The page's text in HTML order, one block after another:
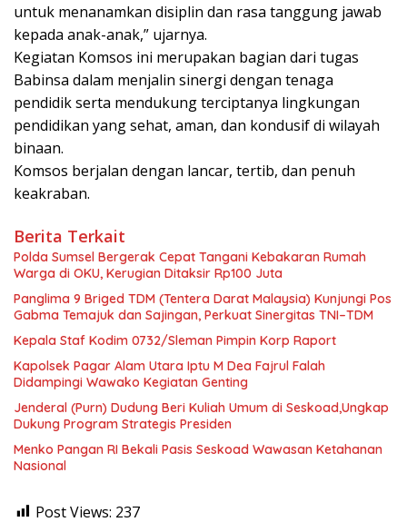
untuk menanamkan disiplin dan rasa tanggung jawab
kepada anak-anak,” ujarnya.
Kegiatan Komsos ini merupakan bagian dari tugas
Babinsa dalam menjalin sinergi dengan tenaga
pendidik serta mendukung terciptanya lingkungan
pendidikan yang sehat, aman, dan kondusif di wilayah
binaan.
Komsos berjalan dengan lancar, tertib, dan penuh
keakraban.
Berita Terkait
Polda Sumsel Bergerak Cepat Tangani Kebakaran Rumah
Warga di OKU, Kerugian Ditaksir Rp100 Juta
Panglima 9 Briged TDM (Tentera Darat Malaysia) Kunjungi Pos
Gabma Temajuk dan Sajingan, Perkuat Sinergitas TNI–TDM
Kepala Staf Kodim 0732/Sleman Pimpin Korp Raport
Kapolsek Pagar Alam Utara Iptu M Dea Fajrul Falah
Didampingi Wawako Kegiatan Genting
Jenderal (Purn) Dudung Beri Kuliah Umum di Seskoad,Ungkap
Dukung Program Strategis Presiden
Menko Pangan RI Bekali Pasis Seskoad Wawasan Ketahanan
Nasional
Post Views: 237